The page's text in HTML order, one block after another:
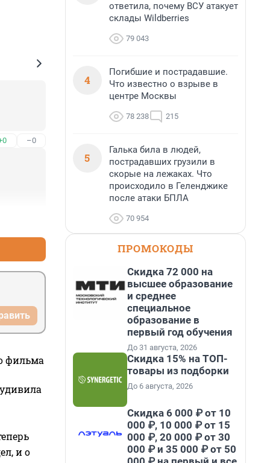
–0
фильма
и о
ответила, почему ВСУ атакует
склады Wildberries
79 043
4
Погибшие и пострадавшие.
Что известно о взрыве в
центре Москвы
78 238 215
5
Галька била в людей,
пострадавших грузили в
скорые на лежаках. Что
происходило в Геленджике
после атаки БПЛА
70 954
ПРОМОКОДЫ
Скидка 72 000 на
высшее образование
и среднее
специальное
образование в
первый год обучения
До 31 августа, 2026
Скидка 15% на ТОП-
товары из подборки
До 6 августа, 2026
Скидка 6 000 ₽ от 10
000 ₽, 10 000 ₽ от 15
000 ₽, 20 000 ₽ от 30
000 ₽ и 35 000 ₽ от 50